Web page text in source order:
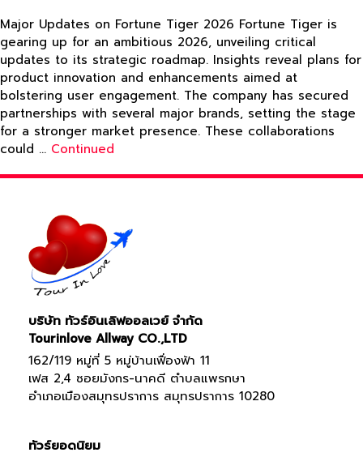
Major Updates on Fortune Tiger 2026 Fortune Tiger is
gearing up for an ambitious 2026, unveiling critical
updates to its strategic roadmap. Insights reveal plans for
product innovation and enhancements aimed at
bolstering user engagement. The company has secured
partnerships with several major brands, setting the stage
for a stronger market presence. These collaborations
could … Continued
บริษัท ทัวร์อินเลิฟออลเวย์ จำกัด
Tourinlove Allway CO.,LTD
162/119 หมู่ที่ 5 หมู่บ้านเฟื่องฟ้า 11
เฟส 2,4 ซอยมังกร-นาคดี ตำบลแพรกษา
อำเภอเมืองสมุทรปราการ สมุทรปราการ 10280
ทัวร์ยอดนิยม